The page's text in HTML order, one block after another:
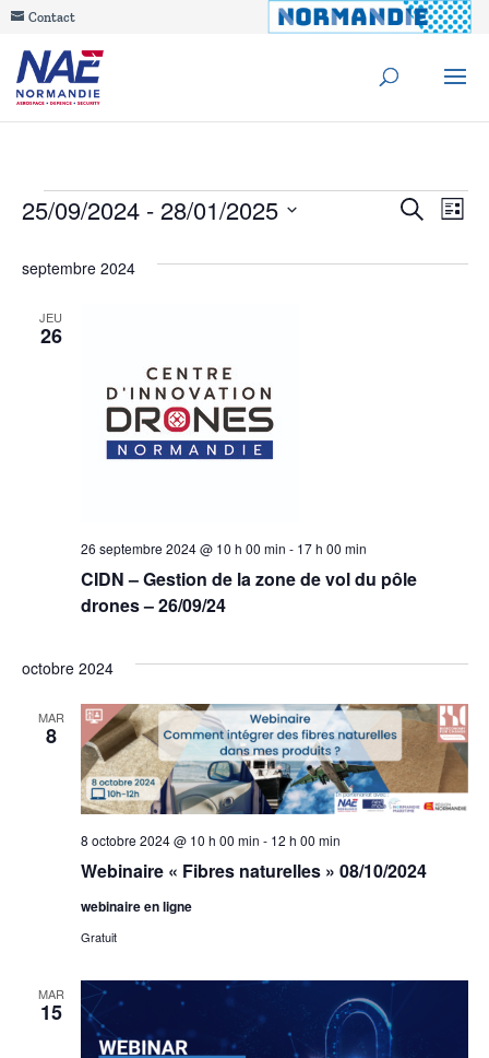
Contact
Évènements
et
Recherche
Liste
25/09/2024 - 28/01/2025
une
septembre 2024
JEU
26
CIDN – Gestion de la zone de vol du pôle
drones – 26/09/24
26 septembre 2024 @ 10 h 00 min - 17 h 00 min
octobre 2024
MAR
8
Webinaire « Fibres naturelles » 08/10/2024
8 octobre 2024 @ 10 h 00 min - 12 h 00 min
webinaire en ligne
Gratuit
MAR
15